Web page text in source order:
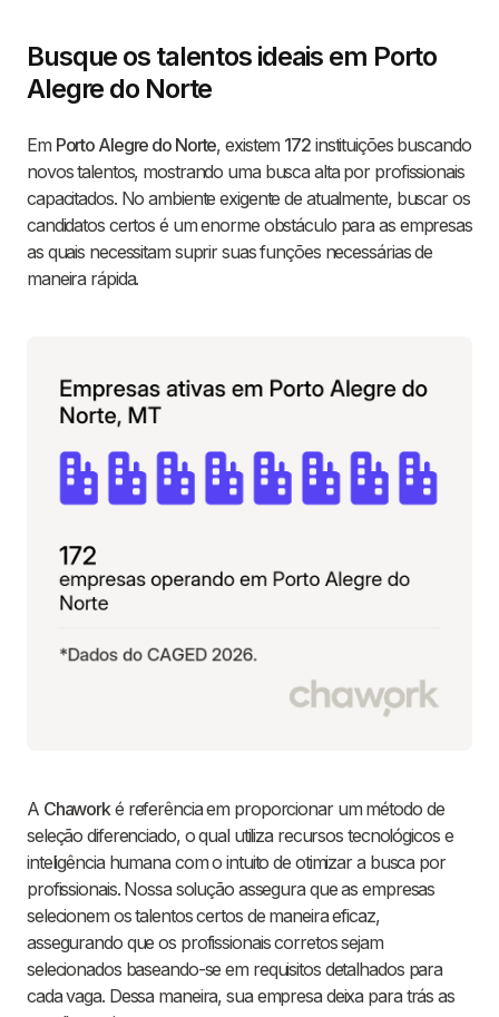
Busque os talentos ideais em Porto
Alegre do Norte
Em Porto Alegre do Norte, existem 172instituições buscando
novos talentos, mostrando uma busca alta por profissionais
capacitados. No ambiente exigente de atualmente, buscar os
candidatos certos é um enorme obstáculo para as empresas
as quais necessitam suprir suas funções necessárias de
maneira rápida.
A Chaworké referência em proporcionar um método de
seleção diferenciado, o qual utiliza recursos tecnológicos e
inteligência humana com o intuito de otimizar a busca por
profissionais. Nossa solução assegura que as empresas
selecionem os talentos certos de maneira eficaz,
assegurando que os profissionais corretos sejam
selecionados baseando-se em requisitos detalhados para
cada vaga. Dessa maneira, sua empresa deixa para trás as